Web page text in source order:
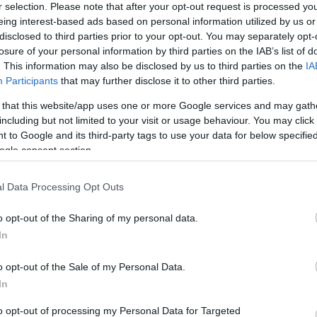
selection. Please note that after your opt-out request is processed
interest-based ads based on personal information utilized by us
to third parties prior to your opt-out. You may separately
of your personal information by third parties on the IAB’s list of
This information may also be disclosed by us to third parties on the
Participants that may further disclose it to other third parties.
that this website/app uses one or more Google services and may
but not limited to your visit or usage behaviour. You may
to Google and its third-party tags to use your data for below
consent section.
Data Processing Opt Outs
opt-out of the Sharing of my personal data.
opt-out of the Sale of my Personal Data.
opt-out of processing my Personal Data for Targeted
Eldőlt, mikor áll le a közigazgatás néhány napra
Idén és jövőre is lesz közigazgatási szünet. Ugyan az idei
dátumáról csupán augusztusban döntöttek, a következő évi
szünnapokat már most kihirdették. Mutatjuk a 2023-as és a 2024-